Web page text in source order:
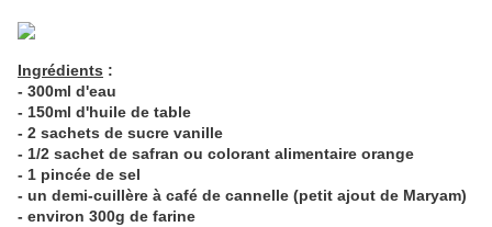
Ingrédients :
- 300ml d'eau
- 150ml d'huile de table
- 2 sachets de sucre vanille
- 1/2 sachet de safran ou colorant alimentaire orange
- 1 pincée de sel
- un demi-cuillère à café de cannelle (petit ajout de Maryam)
- environ 300g de farine